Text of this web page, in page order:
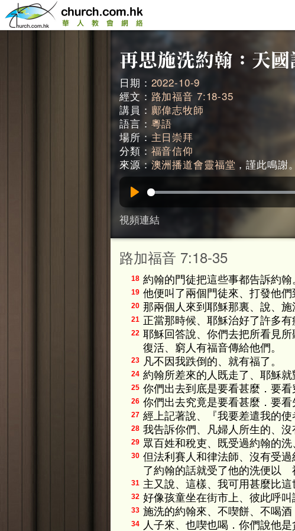
日期： 2022-10-9
經文： 路加福音 7:18-35
講員： 鄺偉志牧師
語言： 粵語
場所：主日崇拜
分類：福音信仰
來源：澳洲播道會靈福堂 ，謹此鳴謝
視頻連結
路加福音 7:18-35
18 約翰的門徒把這些事都告訴約翰
19 他便叫了兩個門徒來、打發他
20 那兩個人來到耶穌那裏、說、
21 正當那時候、耶穌治好了許多
22 耶穌回答說、你們去把所看見
復活、窮人有福音傳給他們。
23 凡不因我跌倒的、就有福了。
24 約翰所差來的人既走了、耶穌
25 你們出去到底是要看甚麼．要
26 你們出去究竟是要看甚麼．要
27 經上記著說、『我要差遣我的
28 我告訴你們、凡婦人所生的、
29 眾百姓和稅吏、既受過約翰的
30 但法利賽人和律法師、沒有受
了約翰的話就受了他的洗便以
31 主又說、這樣、我可用甚麼比這
32 好像孩童坐在街市上、彼此呼
33 施洗的約翰來、不喫餅、不喝酒
34 人子來、也喫也喝．你們說他